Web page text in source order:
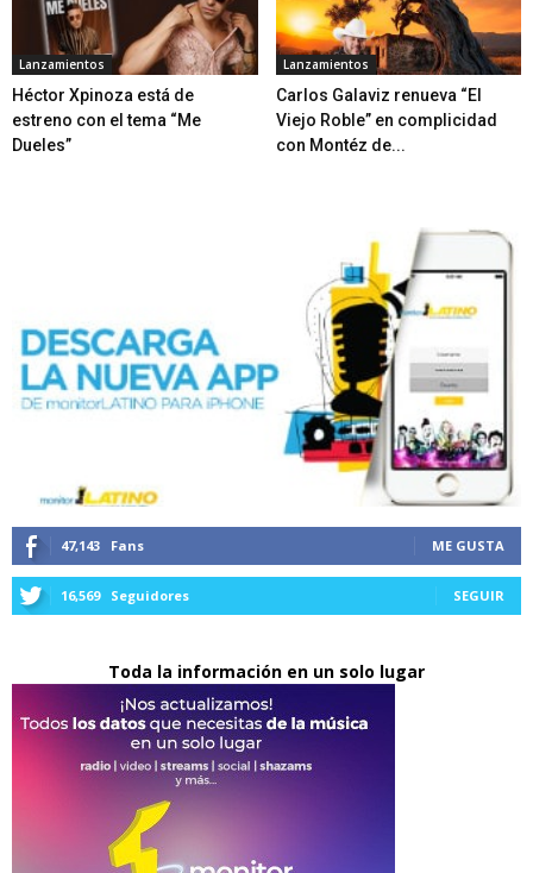
Lanzamientos
Héctor Xpinoza está de
estreno con el tema “Me
Dueles”
Lanzamientos
Carlos Galaviz renueva “El
Viejo Roble” en complicidad
con Montéz de...
47,143 Fans ME GUSTA
16,569 Seguidores SEGUIR
Toda la información en un solo lugar